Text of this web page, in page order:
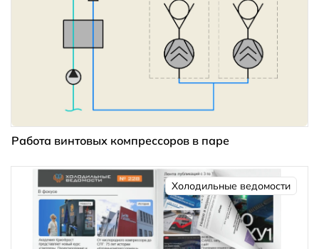
Работа винтовых компрессоров в паре
Холодильные ведомости